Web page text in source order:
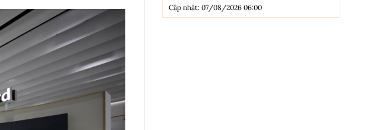
Cập nhật: 07/08/2026 06:00